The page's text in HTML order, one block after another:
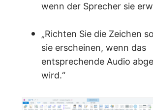
wenn der Sprecher sie
„Richten Sie die Zeichen
sie erscheinen, wenn das
entsprechende Audio
wird.“